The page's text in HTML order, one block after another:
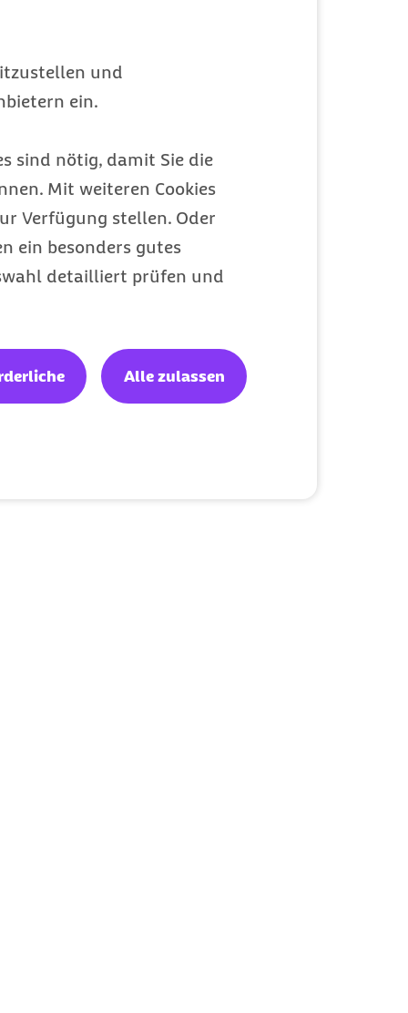
und
ein.
sind nötig, damit Sie die
Mit weiteren Cookies
Verfügung stellen. Oder
ein besonders gutes
detailliert prüfen und
Alle zulassen